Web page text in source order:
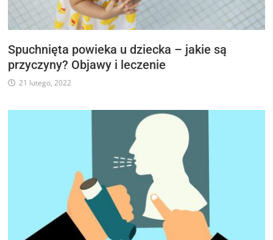
Spuchnięta powieka u dziecka – jakie są
przyczyny? Objawy i leczenie
21 lutego, 2022